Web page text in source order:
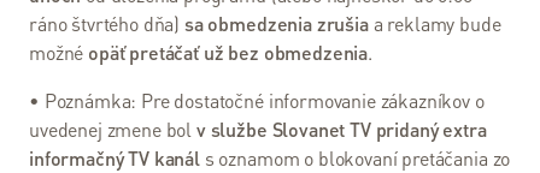
Kontakty
Pomoc –
riešenie
problémov
ráno štvrtého dňa) sa obmedzenia zrušiaa reklamy bude
možné opäť pretáčať už bez obmedzenia.
• Poznámka: Pre dostatočné informovanie zákazníkov o
uvedenej zmene bol v službe Slovanet TV pridaný extra
informačný TV kanáls oznamom o blokovaní pretáčania zo